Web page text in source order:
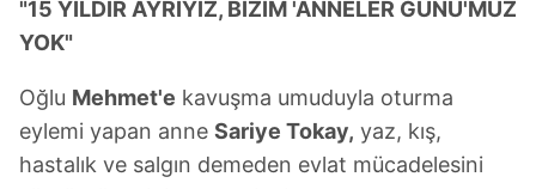
almak için lütfen
tıklayınız
"15 YILDIR AYRIYIZ, BİZİM 'ANNELER GÜNÜ'MÜZ
YOK"
Oğlu Mehmet'e kavuşma umuduyla oturma
eylemi yapan anne Sariye Tokay, yaz, kış,
hastalık ve salgın demeden evlat mücadelesini